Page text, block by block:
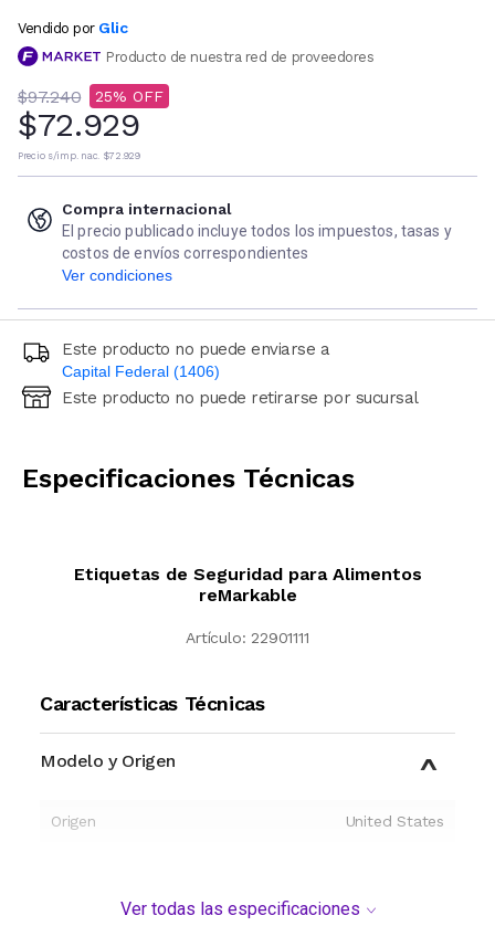
Vendido por Glic
Producto de nuestra red de proveedores
$97.240 25
$72.929
Precio s/imp. nac. $72.929
Compra internacional
El precio publicado incluye todos los impuestos, tasas y
costos de envíos correspondientes
Ver condiciones
Este producto no puede enviarse a
Capital Federal (1406)
Ingresá código postal (sólo números)
Este producto no puede retirarse por sucursal
Especificaciones Técnicas
Etiquetas de Seguridad para Alimentos
reMarkable
Artículo: 22901111
Características Técnicas
Modelo y Origen
Origen United States
Ver todas las especificaciones